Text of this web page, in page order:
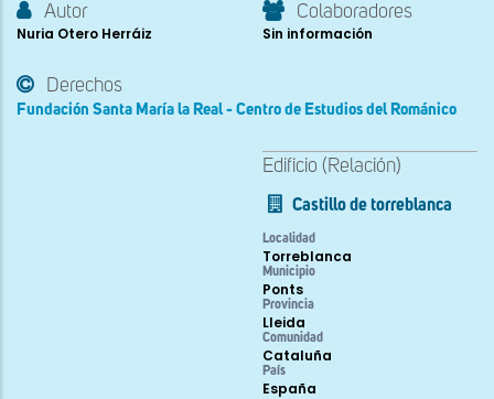
Autor
Nuria Otero Herráiz
Colaboradores
Sin información
Derechos
Fundación Santa María la Real - Centro de Estudios del Románico
Edificio (Relación)
Castillo de torreblanca
Localidad
Torreblanca
Municipio
Ponts
Provincia
Lleida
Comunidad
Cataluña
País
España